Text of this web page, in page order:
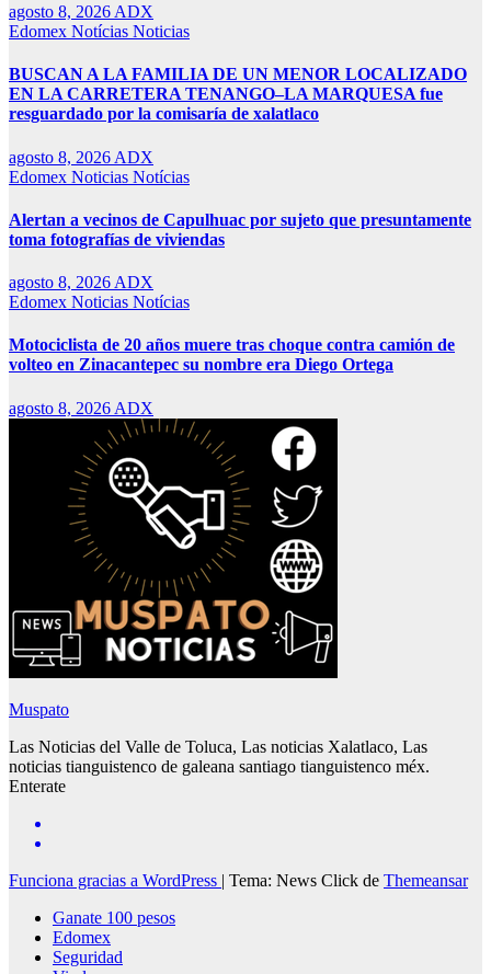
agosto 8, 2026 ADX
Edomex Notícias Noticias
BUSCAN A LA FAMILIA DE UN MENOR LOCALIZADO
EN LA CARRETERA TENANGO–LA MARQUESA fue
resguardado por la comisaría de xalatlaco
agosto 8, 2026 ADX
Edomex Noticias Notícias
Alertan a vecinos de Capulhuac por sujeto que presuntamente
toma fotografías de viviendas
agosto 8, 2026 ADX
Edomex Noticias Notícias
Motociclista de 20 años muere tras choque contra camión de
volteo en Zinacantepec su nombre era Diego Ortega
agosto 8, 2026 ADX
Muspato
Las Noticias del Valle de Toluca, Las noticias Xalatlaco, Las
noticias tianguistenco de galeana santiago tianguistenco méx.
Enterate
Funciona gracias a WordPress | Tema: News Click de Themeansar
Ganate 100 pesos
Edomex
Seguridad